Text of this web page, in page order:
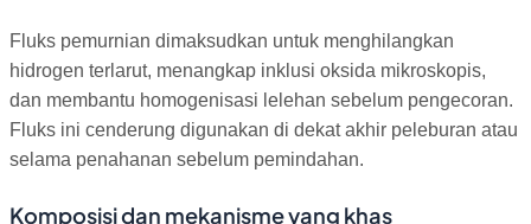
Fluks pemurnian dimaksudkan untuk menghilangkan
hidrogen terlarut, menangkap inklusi oksida mikroskopis,
dan membantu homogenisasi lelehan sebelum pengecoran.
Fluks ini cenderung digunakan di dekat akhir peleburan atau
selama penahanan sebelum pemindahan.
Komposisi dan mekanisme yang khas